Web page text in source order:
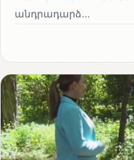
անդրադարձ...